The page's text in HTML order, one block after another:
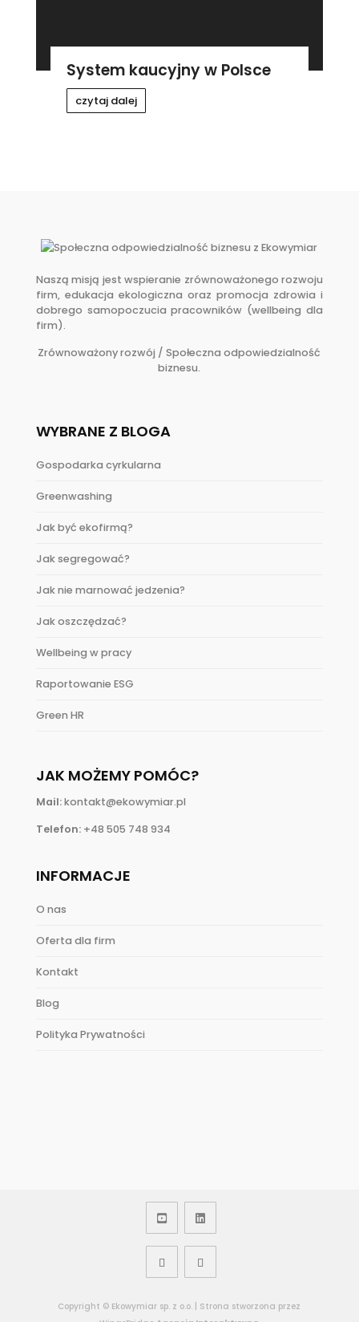
System kaucyjny w Polsce
czytaj dalej
Naszą misją jest wspieranie zrównoważonego rozwoju
firm, edukacja ekologiczna oraz promocja zdrowia i
dobrego samopoczucia pracowników (wellbeing dla
firm).
Zrównoważony rozwój / Społeczna odpowiedzialność
biznesu.
WYBRANE Z BLOGA
Gospodarka cyrkularna
Greenwashing
Jak być ekofirmą?
Jak segregować?
Jak nie marnować jedzenia?
Jak oszczędzać?
Wellbeing w pracy
Raportowanie ESG
Green HR
JAK MOŻEMY POMÓC?
Mail:kontakt@ekowymiar.pl
Telefon: +48 505 748 934
INFORMACJE
O nas
Oferta dla firm
Kontakt
Blog
Polityka Prywatności
Copyright © Ekowymiar sp. z o.o. | Strona stworzona przez